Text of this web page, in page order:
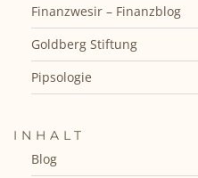
Finanzwesir – Finanzblog
Goldberg Stiftung
Pipsologie
INHALT
Blog